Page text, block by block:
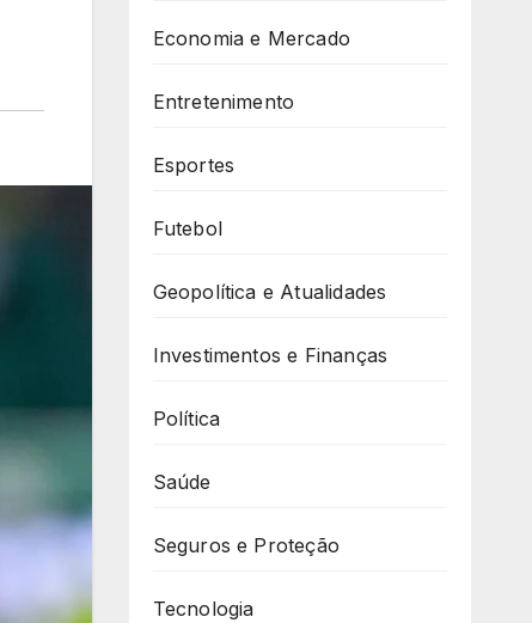
Economia e Mercado
Entretenimento
Esportes
Futebol
Geopolítica e Atualidades
Investimentos e Finanças
Política
Saúde
Seguros e Proteção
Tecnologia